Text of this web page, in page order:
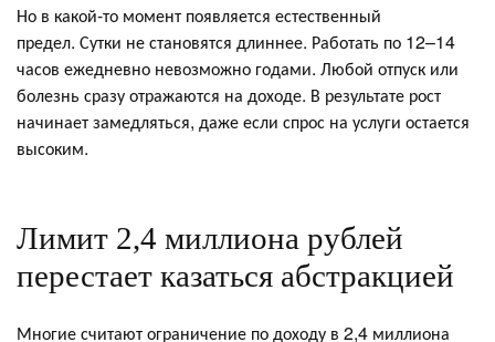
Но в какой-то момент появляется естественный
предел. Сутки не становятся длиннее. Работать по 12–14
часов ежедневно невозможно годами. Любой отпуск или
болезнь сразу отражаются на доходе. В результате рост
начинает замедляться, даже если спрос на услуги остается
высоким.
Лимит 2,4 миллиона рублей
перестает казаться абстракцией
Многие считают ограничение по доходу в 2,4 миллиона